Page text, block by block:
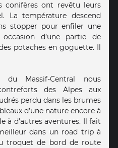
conifères ont revêtu leurs
La température descend
stopper pour enfiler une
occasion d’une partie de
potaches en goguette. Il
du Massif-Central nous
des Alpes aux
perdu dans les brumes
d’une nature encore à
à d'autres aventures. Il fait
dans un road trip à
troquet de bord de route